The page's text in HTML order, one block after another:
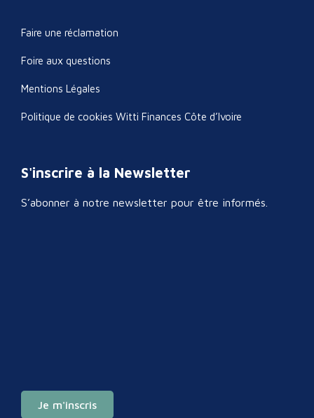
Faire une réclamation
Foire aux questions
Mentions Légales
Politique de cookies Witti Finances Côte d’Ivoire
S'inscrire à la Newsletter
S’abonner à notre newsletter pour être informés.
Je m'inscris